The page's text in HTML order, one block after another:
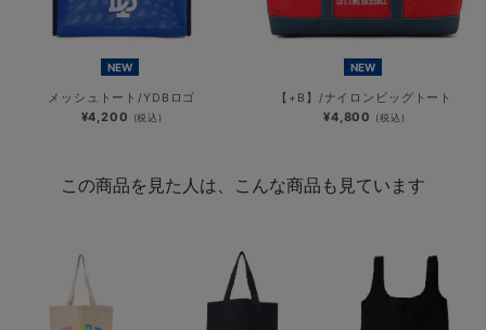
NEW
メッシュトート/YDBロゴ
¥4,200 (税込)
NEW
【+B】/ナイロンビッグトート
¥4,800 (税込)
この商品を見た人は、こんな商品も見ています